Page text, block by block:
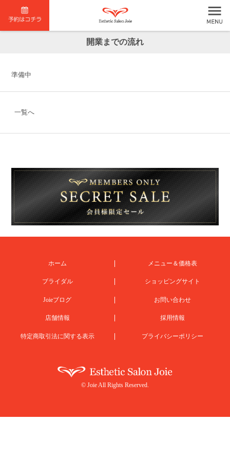
開業までの流れ
準備中
一覧へ
ホーム メニュー＆価格表
ブライダル ショッピングサイト
Joieブログ お問い合わせ
店舗情報 採用情報
特定商取引法に関する表示 プライバシーポリシー
© Joie All Rights Reserved.